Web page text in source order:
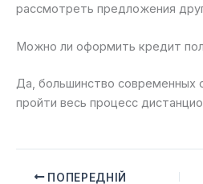
рассмотреть предложения
Можно ли оформить кредит
Да, большинство современных
пройти весь процесс
ПОПЕРЕДНІЙ